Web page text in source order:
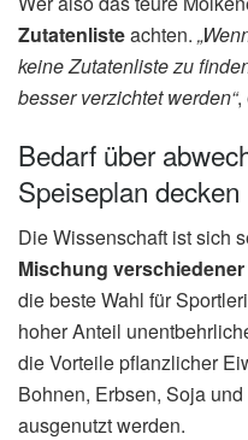
Zutatenlisteachten.
keine Zutatenliste zu
besser verzichtet werden“,
Bedarf über
Speiseplan decken
Die Wissenschaft ist sich
Mischung
die beste Wahl für
hoher Anteil
die Vorteile pflanzlicher
Bohnen, Erbsen, Soja
ausgenutzt werden.